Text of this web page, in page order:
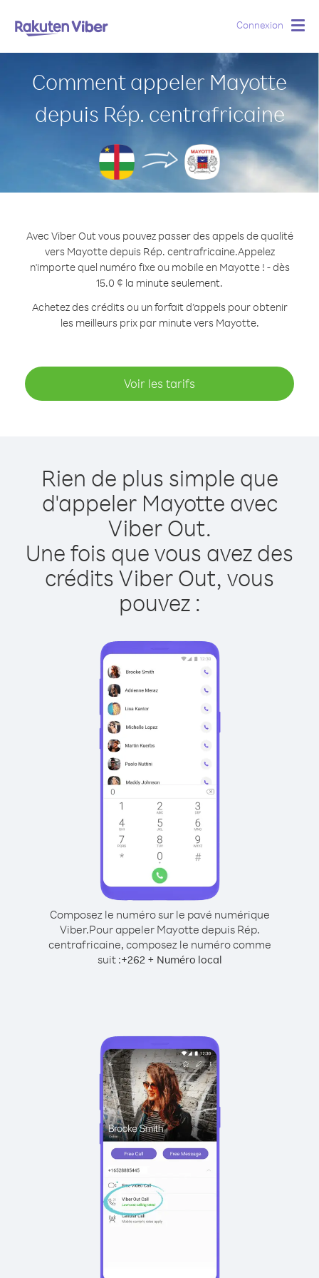
Connexion
Comment appeler Mayotte
depuis Rép. centrafricaine
Avec Viber Out vous pouvez passer des appels de qualité
vers Mayotte depuis Rép. centrafricaine.Appelez
n'importe quel numéro fixe ou mobile en Mayotte ! - dès
15.0 ¢ la minute seulement.
Achetez des crédits ou un forfait d’appels pour obtenir
les meilleurs prix par minute vers Mayotte.
Voir les tarifs
Rien de plus simple que
d'appeler Mayotte avec
Viber Out.
Une fois que vous avez des
crédits Viber Out, vous
pouvez :
Composez le numéro sur le pavé numérique
Viber.Pour appeler Mayotte depuis Rép.
centrafricaine, composez le numéro comme
suit :+262+ Numéro local